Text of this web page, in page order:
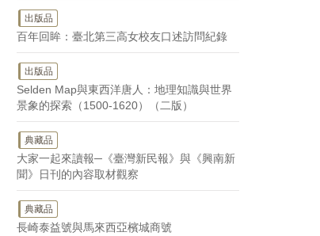
出版品
百年回眸：臺北第三高女校友口述訪問紀錄
出版品
Selden Map與東西洋唐人：地理知識與世界
景象的探索（1500-1620）（二版）
典藏品
大家一起來讀報─《臺灣新民報》與《興南新
聞》日刊的內容取材觀察
典藏品
長崎泰益號與馬來西亞檳城商號